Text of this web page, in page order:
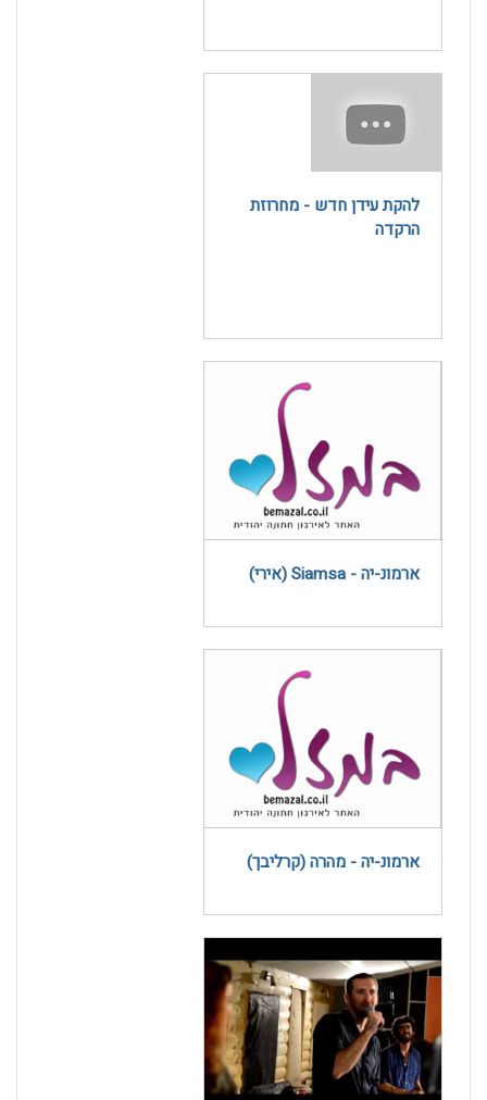
להקת עידן חדש - מחרוזת
הרקדה
ארמונ-יה - Siamsa (אירי)
ארמונ-יה - מהרה (קרליבך)